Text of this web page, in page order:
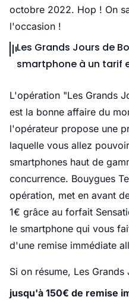
octobre 2022. Hop ! On
l'occasion !
Les Grands Jours de
smartphone à un tarif
L'opération "Les Grands
est la bonne affaire du
l'opérateur propose une
laquelle vous allez
smartphones haut de
concurrence. Bouygues
opération, met en avant
1€ grâce au forfait
le smartphone qui vous
d'une remise immédiate
Si on résume, Les
jusqu'à 150€ de remise